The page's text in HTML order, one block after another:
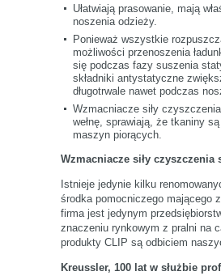
Ułatwiają prasowanie, mają
noszenia odzieży.
Ponieważ wszystkie
możliwości przenoszenia
się podczas fazy suszenia
składniki antystatyczne
długotrwale nawet podczas
Wzmacniacze siły
wełnę, sprawiają, że tkaniny
maszyn piorących.
Wzmacniacze siły czyszczenia
Istnieje jedynie kilku
środka pomocniczego mającego
firma jest jedynym
znaczeniu rynkowym z pralni na
produkty CLIP są odbiciem
Kreussler, 100 lat w służbie